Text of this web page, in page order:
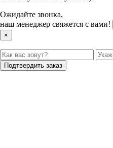
Ожидайте звонка,
наш менеджер свяжется с вами!
×
Подтвердить заказ